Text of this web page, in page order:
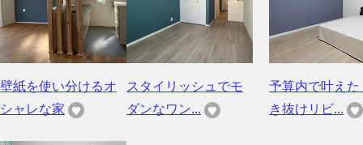
壁紙を使い分けるオ
シャレな家
スタイリッシュでモ
ダンなワン...
予算内で叶え
き抜けリビ...